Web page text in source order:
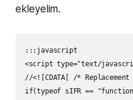
ekleyelim.
:::javascript
<script type="text/
//<![CDATA[ /*
if(typeof sIFR ==